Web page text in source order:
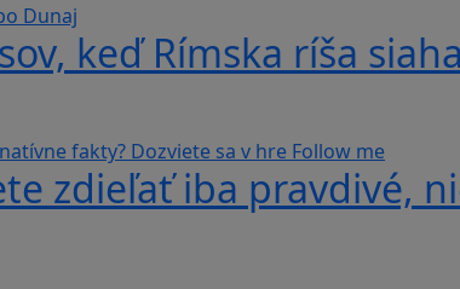
keď Rímska ríša
zdieľať iba pravdivé,